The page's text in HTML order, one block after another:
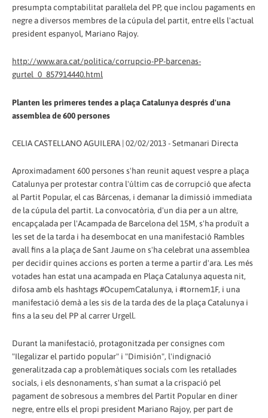
presumpta comptabilitat paral·lela del PP, que inclou pagaments en
negre a diversos membres de la cúpula del partit, entre ells l'actual
president espanyol, Mariano Rajoy.
http://www.ara.cat/politica/corrupcio-PP-barcenas-
gurtel_0_857914440.html
Planten les primeres tendes a plaça Catalunya després d'una
assemblea de 600 persones
CELIA CASTELLANO AGUILERA | 02/02/2013 - Setmanari Directa
Aproximadament 600 persones s'han reunit aquest vespre a plaça
Catalunya per protestar contra l'últim cas de corrupció que afecta
al Partit Popular, el cas Bárcenas, i demanar la dimissió immediata
de la cúpula del partit. La convocatòria, d'un dia per a un altre,
encapçalada per l'Acampada de Barcelona del 15M, s'ha produït a
les set de la tarda i ha desembocat en una manifestació Rambles
avall fins a la plaça de Sant Jaume on s'ha celebrat una assemblea
per decidir quines accions es porten a terme a partir d'ara. Les més
votades han estat una acampada en Plaça Catalunya aquesta nit,
difosa amb els hashtags #OcupemCatalunya, i #tornem1F, i una
manifestació demà a les sis de la tarda des de la plaça Catalunya i
fins a la seu del PP al carrer Urgell.
Durant la manifestació, protagonitzada per consignes com
"Ilegalizar el partido popular" i "Dimisión", l'indignació
generalitzada cap a problemàtiques socials com les retallades
socials, i els desnonaments, s'han sumat a la crispació pel
pagament de sobresous a membres del Partit Popular en diner
negre, entre ells el propi president Mariano Rajoy, per part de